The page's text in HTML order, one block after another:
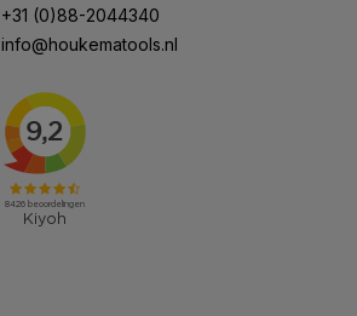
+31 (0)88-2044340
info@houkematools.nl